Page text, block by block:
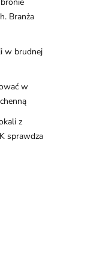
Branża
w brudnej
w
z
sprawdza